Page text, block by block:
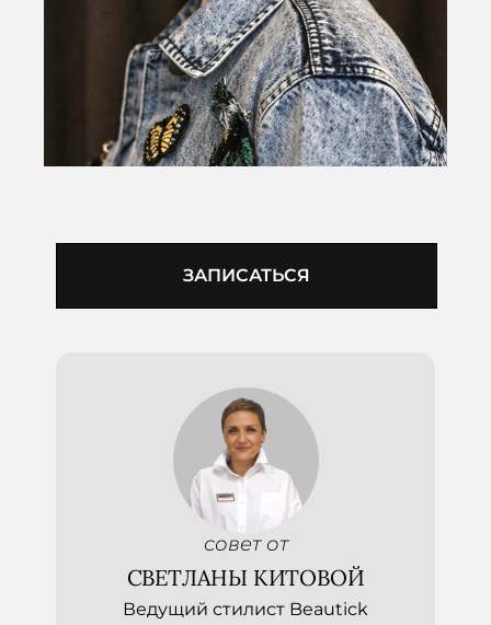
ЗАПИСАТЬСЯ
совет от
СВЕТЛАНЫ КИТОВОЙ
Ведущий стилист Beautick